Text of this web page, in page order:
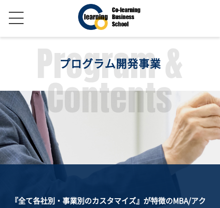
プログラム開発事業
Program &
Contents
『全て各社別・事業別のカスタマイズ』が特徴のMBA/アク